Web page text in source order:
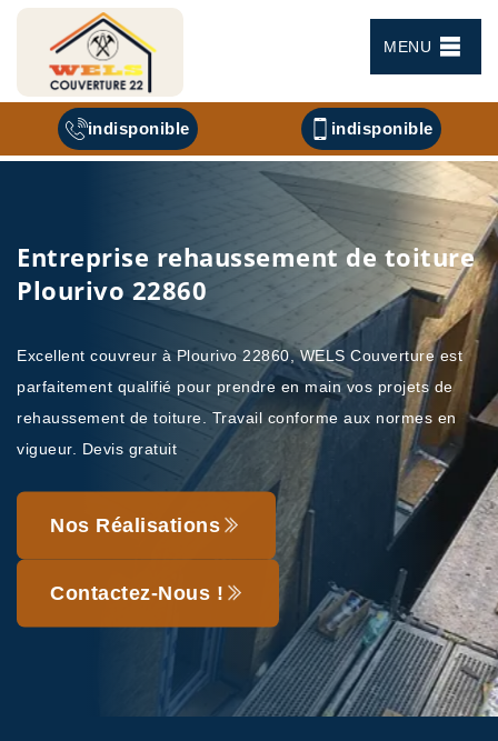
MENU
indisponible indisponible
Entreprise rehaussement de toiture
Plourivo 22860
Excellent couvreur à Plourivo 22860, WELS Couverture est
parfaitement qualifié pour prendre en main vos projets de
rehaussement de toiture. Travail conforme aux normes en
vigueur. Devis gratuit
Nos Réalisations
Contactez-Nous !